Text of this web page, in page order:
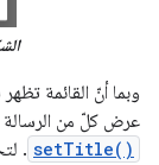
وبما أنّ القائمة
عرض كلّ من الرسالة
setTitle()
.